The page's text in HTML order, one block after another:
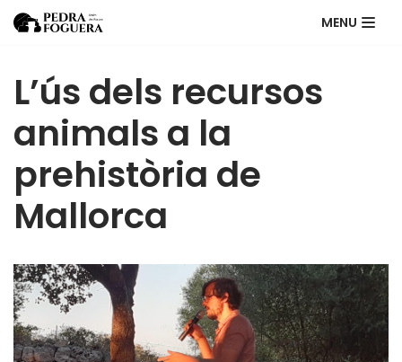
content
MENU
L’ús dels recursos
animals a la
prehistòria de
Mallorca